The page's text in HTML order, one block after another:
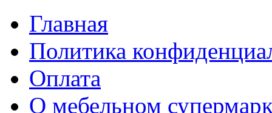
Главная
Политика
Оплата
О мебельном